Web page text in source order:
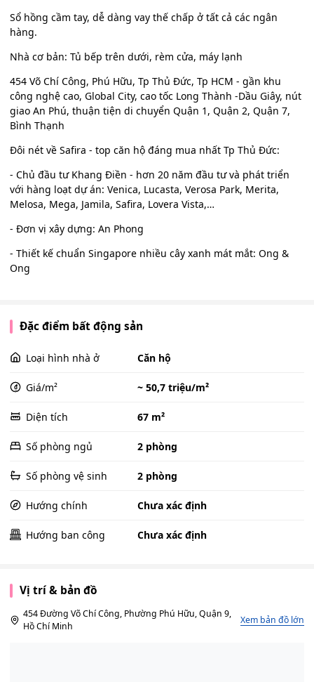
Sổ hồng cầm tay, dễ dàng vay thế chấp ở tất cả các ngân
hàng.
Nhà cơ bản: Tủ bếp trên dưới, rèm cửa, máy lạnh
454 Võ Chí Công, Phú Hữu, Tp Thủ Đức, Tp HCM - gần khu
công nghệ cao, Global City, cao tốc Long Thành -Dầu Giây, nút
giao An Phú, thuận tiện di chuyển Quận 1, Quận 2, Quận 7,
Bình Thạnh
Đôi nét về Safira - top căn hộ đáng mua nhất Tp Thủ Đức:
- Chủ đầu tư Khang Điền - hơn 20 năm đầu tư và phát triển
với hàng loạt dự án: Venica, Lucasta, Verosa Park, Merita,
Melosa, Mega, Jamila, Safira, Lovera Vista,…
- Đơn vị xây dựng: An Phong
- Thiết kế chuẩn Singapore nhiều cây xanh mát mắt: Ong &
Ong
Đặc điểm bất động sản
Loại hình nhà ở Căn hộ
Giá/m² ~ 50,7 triệu/m²
Diện tích 67 m²
Số phòng ngủ 2 phòng
Số phòng vệ sinh 2 phòng
Hướng chính Chưa xác định
Hướng ban công Chưa xác định
Vị trí & bản đồ
454 Đường Võ Chí Công, Phường Phú Hữu, Quận 9,
Hồ Chí Minh
Xem bản đồ lớn